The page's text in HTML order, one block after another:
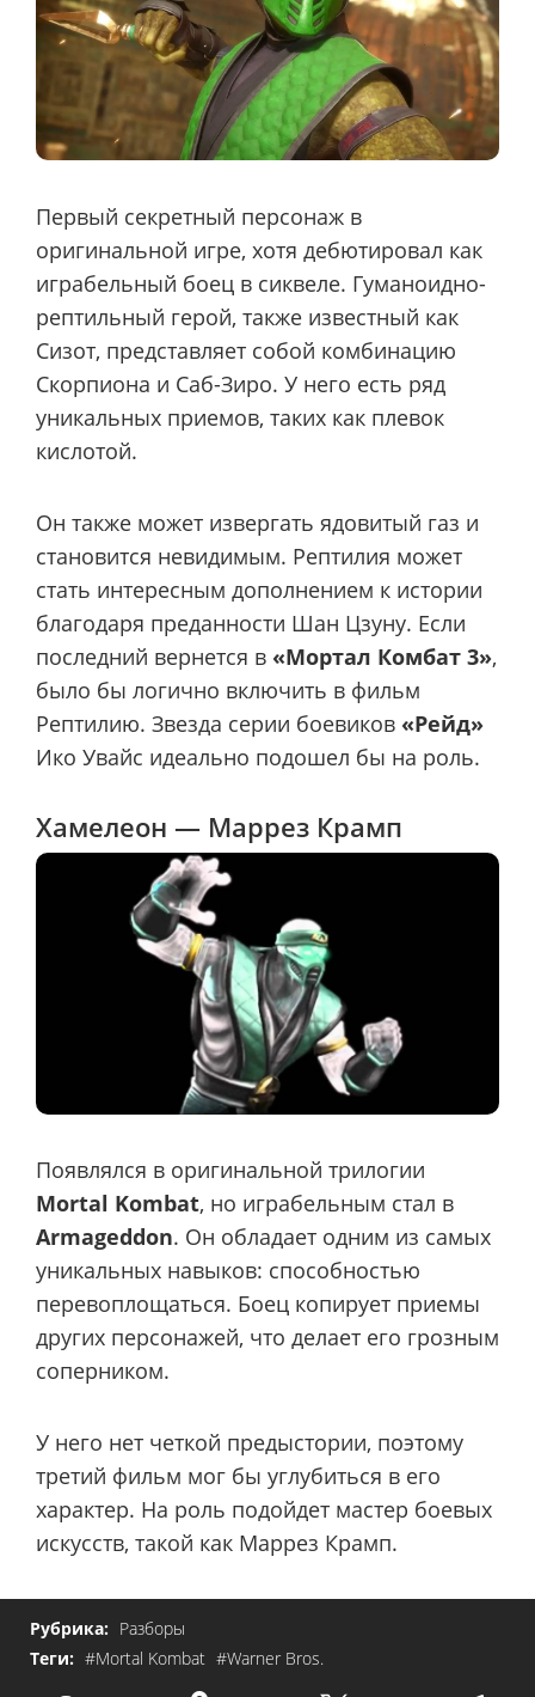
Первый секретный персонаж в
оригинальной игре, хотя дебютировал как
играбельный боец в сиквеле. Гуманоидно-
рептильный герой, также известный как
Сизот, представляет собой комбинацию
Скорпиона и Саб-Зиро. У него есть ряд
уникальных приемов, таких как плевок
кислотой.
Он также может извергать ядовитый газ и
становится невидимым. Рептилия может
стать интересным дополнением к истории
благодаря преданности Шан Цзуну. Если
последний вернется в «Мортал Комбат 3»,
было бы логично включить в фильм
Рептилию. Звезда серии боевиков «Рейд»
Ико Увайс идеально подошел бы на роль.
Хамелеон — Маррез Крамп
Появлялся в оригинальной трилогии
Mortal Kombat, но играбельным стал в
Armageddon. Он обладает одним из самых
уникальных навыков: способностью
перевоплощаться. Боец копирует приемы
других персонажей, что делает его грозным
соперником.
У него нет четкой предыстории, поэтому
третий фильм мог бы углубиться в его
характер. На роль подойдет мастер боевых
искусств, такой как Маррез Крамп.
Рубрика: Разборы
Теги: #Mortal Kombat #Warner Bros.